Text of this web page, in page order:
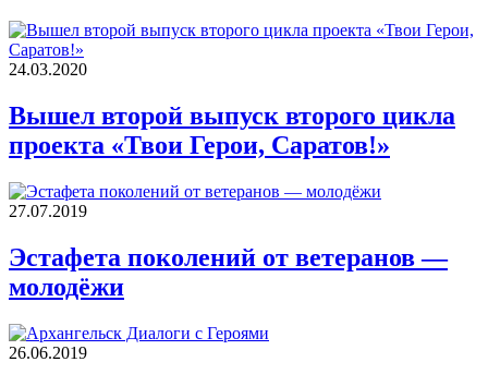
24.03.2020
Вышел второй выпуск второго цикла
проекта «Твои Герои, Саратов!»
27.07.2019
Эстафета поколений от ветеранов —
молодёжи
26.06.2019